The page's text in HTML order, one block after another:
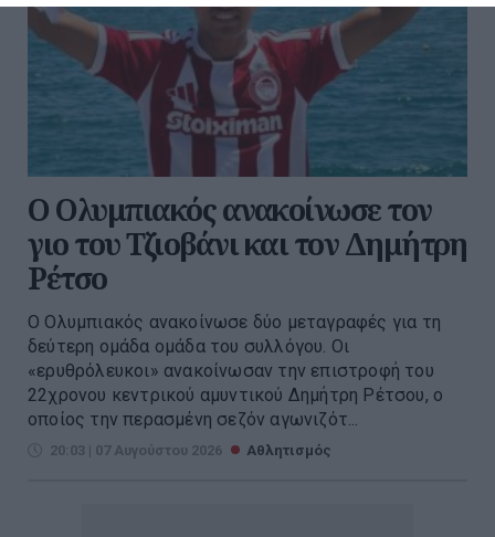
O Ολυμπιακός ανακοίνωσε τον
γιο του Τζιοβάνι και τον Δημήτρη
Ρέτσο
Ο Ολυμπιακός ανακοίνωσε δύο μεταγραφές για τη
δεύτερη ομάδα ομάδα του συλλόγου. Οι
«ερυθρόλευκοι» ανακοίνωσαν την επιστροφή του
22χρονου κεντρικού αμυντικού Δημήτρη Ρέτσου, ο
οποίος την περασμένη σεζόν αγωνιζότ...
20:03 | 07 Αυγούστου 2026 Αθλητισμός